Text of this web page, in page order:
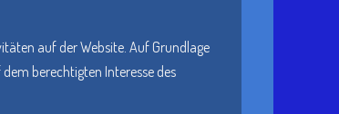
auf der Website. Auf Grundlage
berechtigten Interesse des